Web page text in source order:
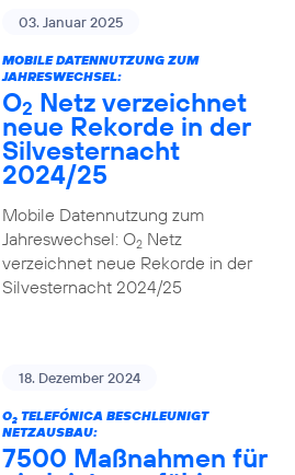
03. Januar 2025
MOBILE DATENNUTZUNG ZUM
JAHRESWECHSEL:
O2 Netz verzeichnet
neue Rekorde in der
Silvesternacht
2024/25
Mobile Datennutzung zum
Jahreswechsel: O2Netz
verzeichnet neue Rekorde in der
Silvesternacht 2024/25
18. Dezember 2024
O2TELEFÓNICA BESCHLEUNIGT
NETZAUSBAU:
7500 Maßnahmen für